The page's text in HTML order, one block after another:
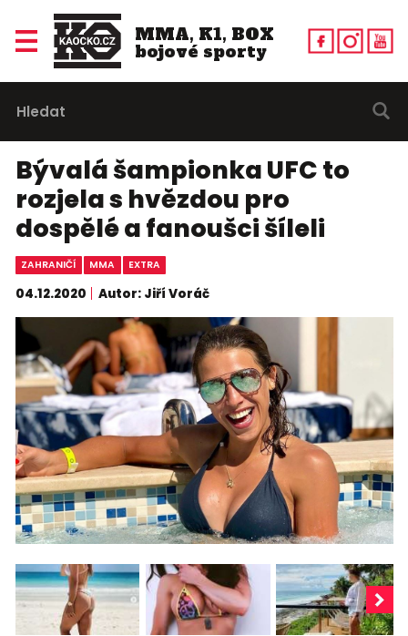
MMA, K1, BOX
bojové sporty
Bývalá šampionka UFC to
rozjela s hvězdou pro
dospělé a fanoušci šíleli
ZAHRANIČÍ MMA EXTRA
04.12.2020 Autor: Jiří Voráč